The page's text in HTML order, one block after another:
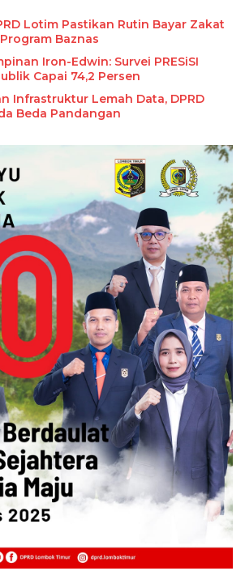
Lotim Pastikan Rutin Bayar Zakat
Baznas
Iron-Edwin: Survei PRESiSI
Infrastruktur Lemah Data, DPRD
Beda Pandangan